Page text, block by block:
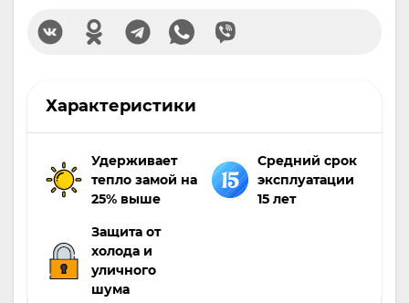
Характеристики
Удерживает
тепло замой на
25% выше
Средний срок
эксплуатации
15 лет
Защита от
холода и
уличного
шума